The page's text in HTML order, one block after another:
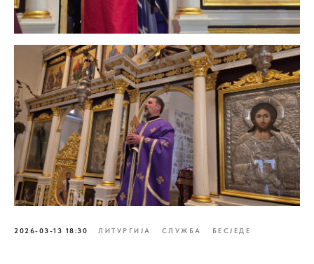
2026-03-13 18:30 ЛИТУРГИЈА СЛУЖБА БЕСJЕДЕ